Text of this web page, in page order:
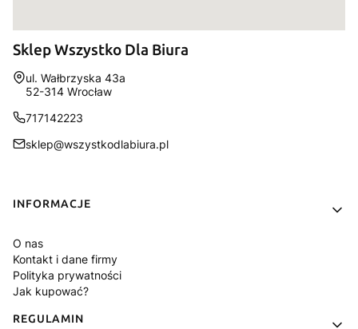
Sklep Wszystko Dla Biura
Adres:
ul. Wałbrzyska 43a
52-314 Wrocław
717142223
sklep@wszystkodlabiura.pl
Linki w stopce
INFORMACJE
O nas
Kontakt i dane firmy
Polityka prywatności
Jak kupować?
REGULAMIN